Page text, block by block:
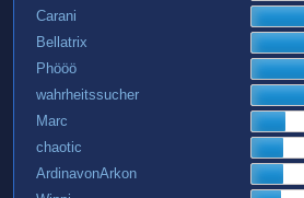
Carani
Bellatrix
Phööö
wahrheitssucher
Marc
chaotic
ArdinavonArkon